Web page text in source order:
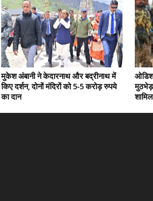
मुकेश अंबानी ने केदारनाथ और बद्रीनाथ में
किए दर्शन, दोनों मंदिरों को 5-5 करोड़ रुपये
का दान
शामिल